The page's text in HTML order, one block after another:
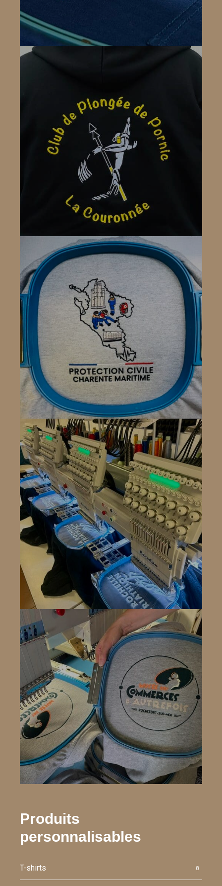
Produits
personnalisables
T-shirts 8